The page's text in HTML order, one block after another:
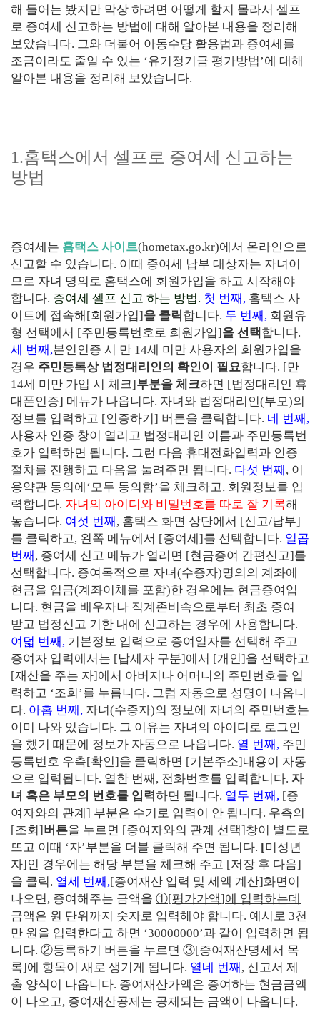
해 들어는 봤지만 막상 하려면 어떻게 할지 몰라서 셀프
로 증여세 신고하는 방법에 대해 알아본 내용을 정리해
보았습니다. 그와 더불어 아동수당 활용법과 증여세를
조금이라도 줄일 수 있는 ‘유기정기금 평가방법’에 대해
알아본 내용을 정리해 보았습니다.
1.홈택스에서 셀프로 증여세 신고하는
방법
증여세는 홈택스 사이트(hometax.go.kr)에서 온라인으로
신고할 수 있습니다. 이때 증여세 납부 대상자는 자녀이
므로 자녀 명의로 홈택스에 회원가입을 하고 시작해야
합니다. 증여세 셀프 신고 하는 방법. 첫 번째 , 홈택스 사
이트에 접속해 [회원가입]을 클릭합니다. 두 번째 , 회원유
형 선택에서 [주민등록번호로 회원가입]을 선택합니다.
세 번째 ,본인인증 시 만 14세 미만 사용자의 회원가입을
경우 주민등록상 법정대리인의 확인이 필요합니다. [만
14세 미만 가입 시 체크]부분을 체크하면 [법정대리인 휴
대폰인증] 메뉴가 나옵니다. 자녀와 법정대리인(부모)의
정보를 입력하고 [인증하기] 버튼을 클릭합니다. 네 번째 ,
사용자 인증 창이 열리고 법정대리인 이름과 주민등록번
호가 입력하면 됩니다. 그런 다음 휴대전화입력과 인증
절차를 진행하고 다음을 눌려주면 됩니다. 다섯 번째 , 이
용약관 동의에 ‘모두 동의함’을 체크하고, 회원정보를 입
력합니다. 자녀의 아이디와 비밀번호를 따로 잘 기록해
놓습니다. 여섯 번째 , 홈택스 화면 상단에서 [신고/납부]
를 클릭하고, 왼쪽 메뉴에서 [증여세]를 선택합니다. 일곱
번째 , 증여세 신고 메뉴가 열리면 [현금증여 간편신고]를
선택합니다. 증여목적으로 자녀(수증자)명의의 계좌에
현금을 입금(계좌이체를 포함)한 경우에는 현금증여입
니다. 현금을 배우자나 직계존비속으로부터 최초 증여
받고 법정신고 기한 내에 신고하는 경우에 사용합니다.
여덟 번째 , 기본정보 입력으로 증여일자를 선택해 주고
증여자 입력에서는 [납세자 구분]에서 [개인]을 선택하고
[재산을 주는 자]에서 아버지나 어머니의 주민번호를 입
력하고 ‘조회 ’를 누릅니다. 그럼 자동으로 성명이 나옵니
다. 아홉 번째 , 자녀(수증자)의 정보에 자녀의 주민번호는
이미 나와 있습니다. 그 이유는 자녀의 아이디로 로그인
을 했기 때문에 정보가 자동으로 나옵니다. 열 번째 , 주민
등록번호 우측[확인]을 클릭하면 [기본주소]내용이 자동
으로 입력됩니다. 열한 번째 , 전화번호를 입력합니다. 자
녀 혹은 부모의 번호를 입력하면 됩니다. 열두 번째 , [증
여자와의 관계] 부분은 수기로 입력이 안 됩니다. 우측의
[조회]버튼을 누르면 [증여자와의 관계 선택]창이 별도로
뜨고 이때 ‘자’부분을 더블 클릭해 주면 됩니다. [미성년
자]인 경우에는 해당 부분을 체크해 주고 [저장 후 다음]
을 클릭. 열세 번째 ,[증여재산 입력 및 세액 계산]화면이
나오면, 증여해주는 금액을 ①[평가가액]에 입력하는데
금액은 원 단위까지 숫자로 입력해야 합니다. 예시로 3천
만 원을 입력한다고 하면 ‘30000000’과 같이 입력하면 됩
니다. ②등록하기 버튼을 누르면 ③[증여재산명세서 목
록]에 항목이 새로 생기게 됩니다. 열네 번째 , 신고서 제
출 양식이 나옵니다. 증여재산가액은 증여하는 현금금액
이 나오고, 증여재산공제는 공제되는 금액이 나옵니다.